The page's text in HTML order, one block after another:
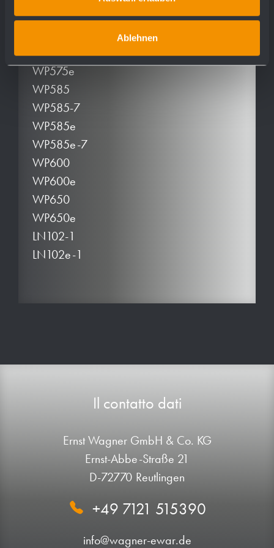
Ablehnen
WP510
WP575
WP575e
WP585
WP585-7
WP585e
WP585e-7
WP600
WP600e
WP650
WP650e
LN102-1
LN102e-1
Il contatto dati
Ernst Wagner GmbH & Co. KG
Ernst-Abbe-Straße 21
D-72770 Reutlingen
+49 7121 515390
info@wagner-ewar.de